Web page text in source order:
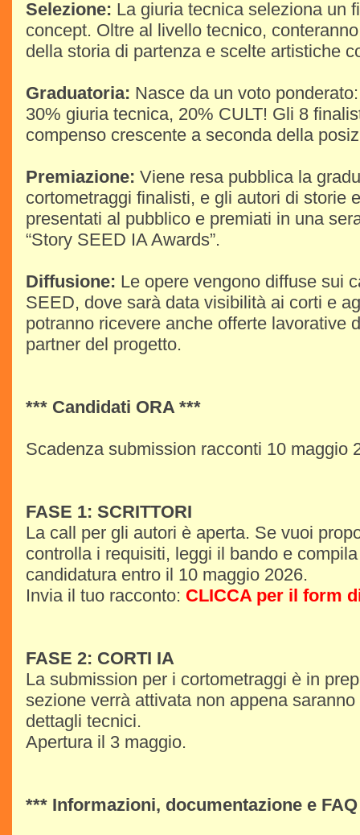
Selezione: La giuria tecnica seleziona un
concept. Oltre al livello tecnico,
della storia di partenza e scelte artistiche
Graduatoria: Nasce da un voto
30% giuria tecnica, 20% CULT! Gli 8
compenso crescente a seconda della
Premiazione: Viene resa pubblica la
cortometraggi finalisti, e gli autori di storie
presentati al pubblico e premiati in una
“Story SEED IA Awards”.
Diffusione: Le opere vengono diffuse sui
SEED, dove sarà data visibilità ai corti e
potranno ricevere anche offerte lavorative
partner del progetto.
*** Candidati ORA ***
Scadenza submission racconti 10 maggio
FASE 1: SCRITTORI
La call per gli autori è aperta. Se vuoi
controlla i requisiti, leggi il bando e
candidatura entro il 10 maggio 2026.
Invia il tuo racconto: CLICCA per il form
FASE 2: CORTI IA
La submission per i cortometraggi è in
sezione verrà attivata non appena
dettagli tecnici.
Apertura il 3 maggio.
*** Informazioni, documentazione e